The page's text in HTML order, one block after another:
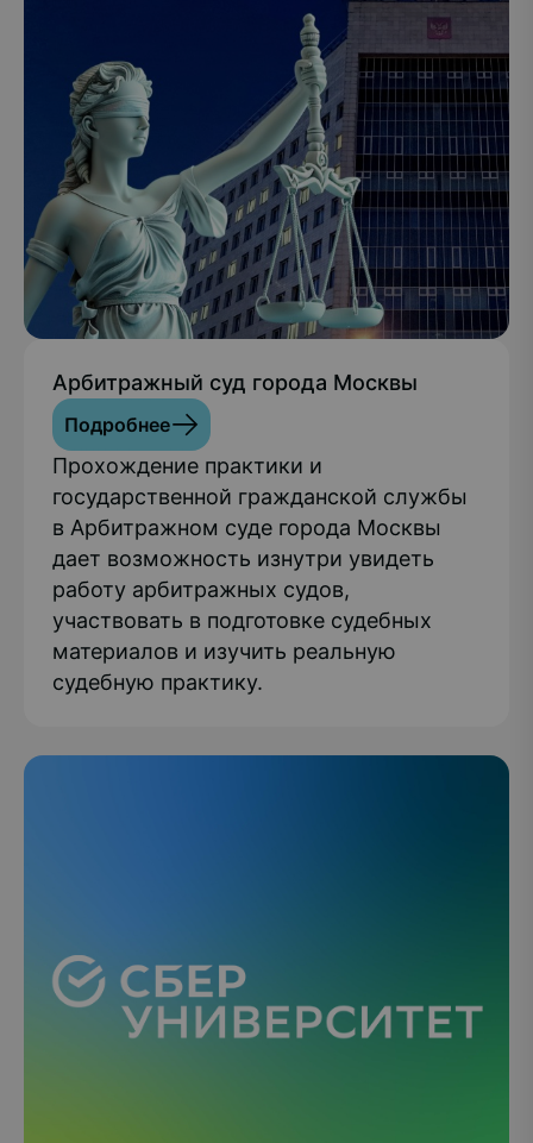
Арбитражный суд города Москвы
Подробнее
Прохождение практики и
государственной гражданской службы
в Арбитражном суде города Москвы
дает возможность изнутри увидеть
работу арбитражных судов,
участвовать в подготовке судебных
материалов и изучить реальную
судебную практику.